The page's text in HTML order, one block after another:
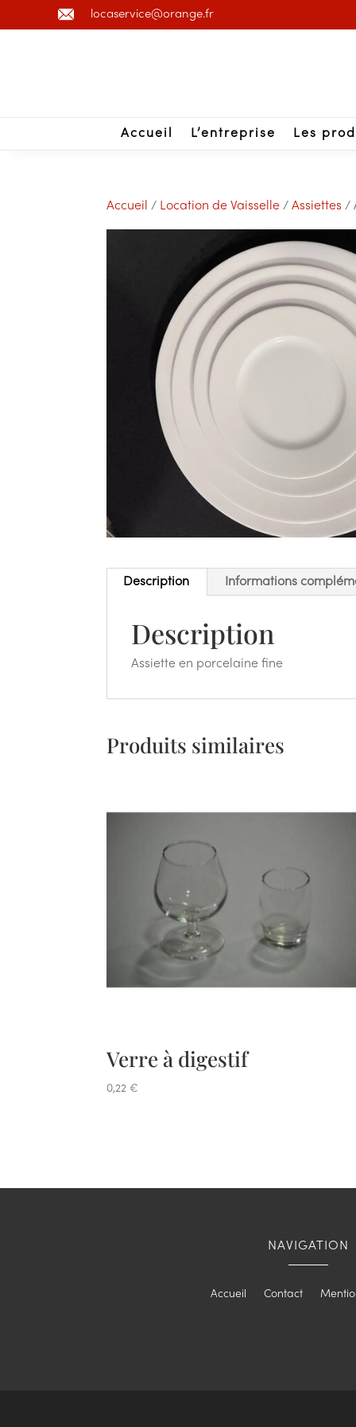
locaservice@orange.fr
Accueil L’entreprise Les
Accueil / Location de Vaisselle /Assiettes /
Description Informations
Description
Assiette en porcelaine fine
Produits similaires
Verre à digestif
0,22€
NAVIGATION
Accueil Contact